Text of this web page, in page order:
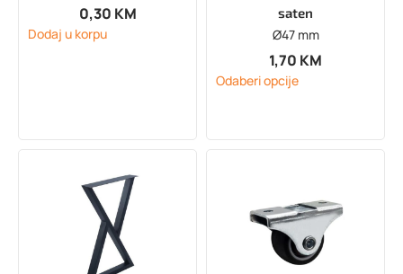
0,30 KM
Dodaj u korpu
saten
Ø47 mm
1,70 KM
Odaberi opcije